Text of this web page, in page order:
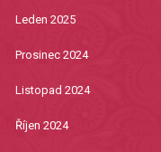
Leden 2025
Prosinec 2024
Listopad 2024
Říjen 2024